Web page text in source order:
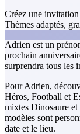
Créez une
Thèmes adaptés,
Adrien est un
prochain
surprendra tous les
Pour Adrien,
Héros, Football et
mixtes Dinosaure
modèles sont
date et le lieu.